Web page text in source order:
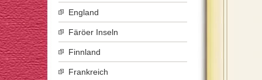
England
Färöer Inseln
Finnland
Frankreich